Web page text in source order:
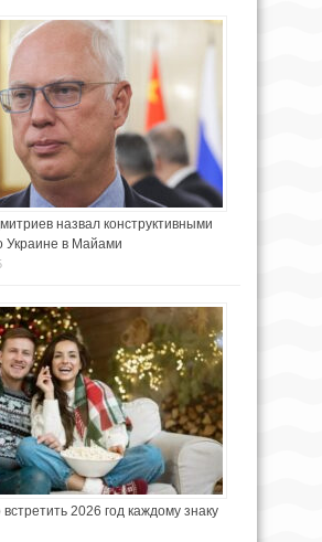
назвал конструктивными
Украине в Майами
2026 год каждому знаку